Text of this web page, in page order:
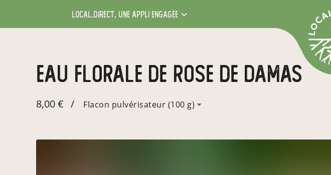
local.direct, une appli engagée
eau florale de rose de damas
8,00 € / Flacon pulvérisateur (100 g)